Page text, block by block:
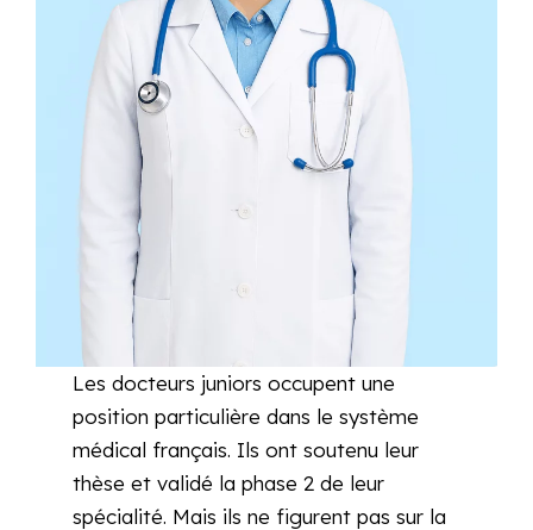
Les docteurs juniors occupent une
position particulière dans le système
médical français. Ils ont soutenu leur
thèse et validé la phase 2 de leur
spécialité. Mais ils ne figurent pas sur la